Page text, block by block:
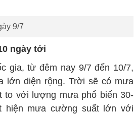
9/7
ngày tới
gia, từ đêm nay 9/7 đến 10/7,
lớn diện rộng. Trời sẽ có mưa
to với lượng mưa phổ biến 30-
hiện mưa cường suất lớn với